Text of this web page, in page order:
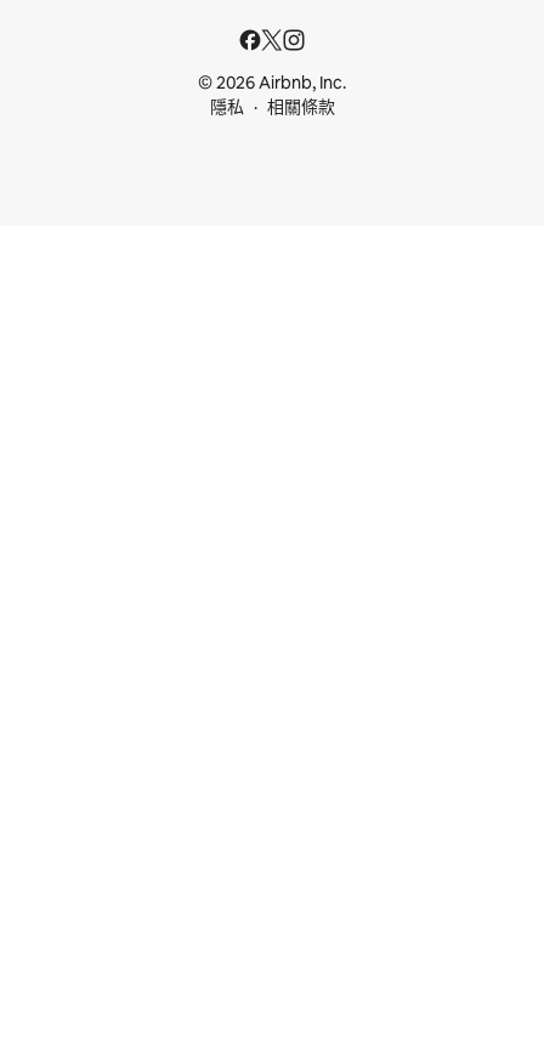
© 2026 Airbnb, Inc.
隱私
相關條款